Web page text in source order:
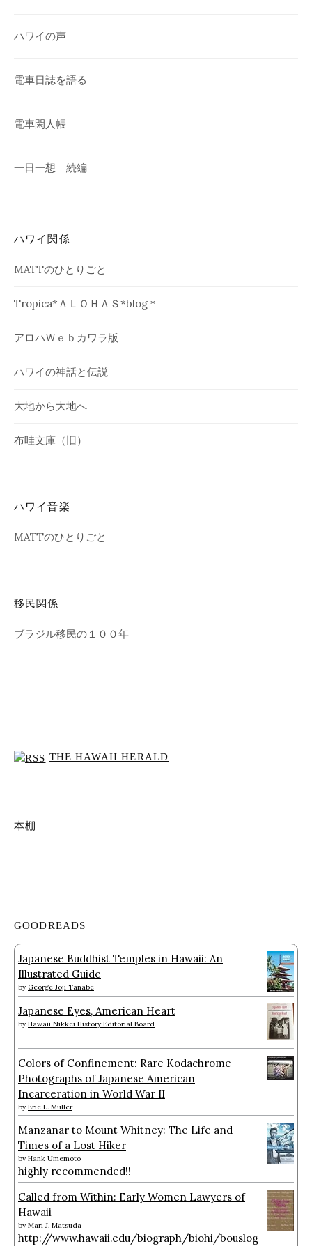
ハワイの声
電車日誌を語る
電車閑人帳
一日一想 続編
ハワイ関係
MATTのひとりごと
Tropica*ＡＬＯＨＡＳ*blog＊
アロハＷｅｂカワラ版
ハワイの神話と伝説
大地から大地へ
布哇文庫（旧）
ハワイ音楽
MATTのひとりごと
移民関係
ブラジル移民の１００年
THE HAWAII HERALD
本棚
GOODREADS
Japanese Buddhist Temples in Hawaii: An
Illustrated Guide
by George Joji Tanabe
Japanese Eyes, American Heart
by Hawaii Nikkei History Editorial Board
Colors of Confinement: Rare Kodachrome
Photographs of Japanese American
Incarceration in World War II
by Eric L. Muller
Manzanar to Mount Whitney: The Life and
Times of a Lost Hiker
by Hank Umemoto
highly recommended!!
Called from Within: Early Women Lawyers of
Hawaii
by Mari J. Matsuda
http://www.hawaii.edu/biograph/biohi/bouslog